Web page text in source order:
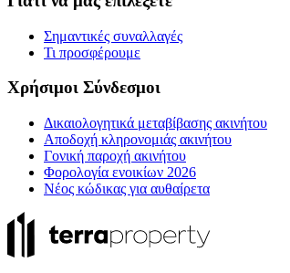
Σημαντικές συναλλαγές
Τι προσφέρουμε
Χρήσιμοι Σύνδεσμοι
Δικαιολογητικά μεταβίβασης ακινήτου
Αποδοχή κληρονομιάς ακινήτου
Γονική παροχή ακινήτου
Φορολογία ενοικίων 2026
Νέος κώδικας για αυθαίρετα